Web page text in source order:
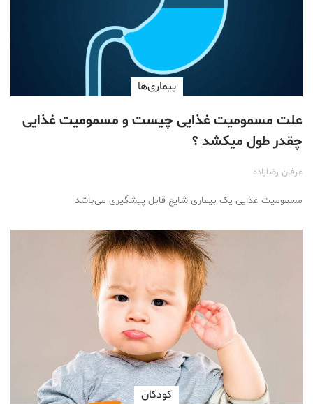
بیماری‌ها
علت مسمومیت غذایی چیست و مسمومیت غذایی
چقدر طول میکشد ؟
عرفان رضازاده
مسمومیت غذایی یک بیماری شایع قابل پیشگیری می‌باشد
کودکان